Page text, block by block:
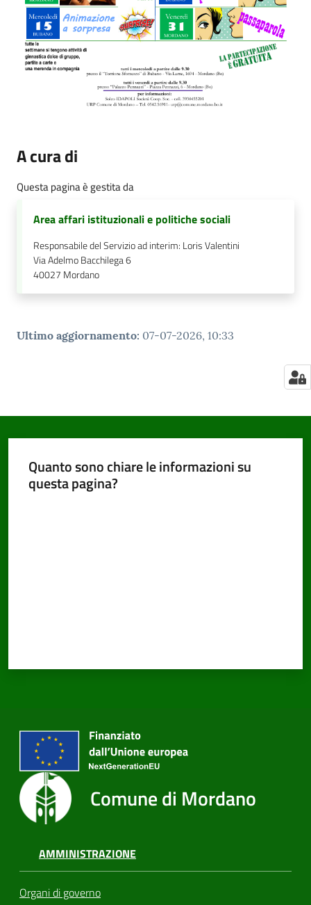
A cura di
Questa pagina è gestita da
Area affari istituzionali e politiche sociali
Responsabile del Servizio ad interim: Loris Valentini
Via Adelmo Bacchilega 6
40027 Mordano
Ultimo aggiornamento: 07-07-2026, 10:33
Quanto sono chiare le informazioni su
questa pagina?
Comune di Mordano
AMMINISTRAZIONE
Organi di governo